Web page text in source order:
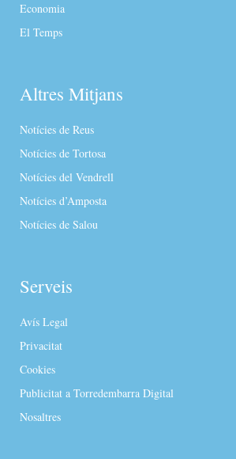
Economia
El Temps
Altres Mitjans
Notícies de Reus
Notícies de Tortosa
Notícies del Vendrell
Notícies d’Amposta
Notícies de Salou
Serveis
Avís Legal
Privacitat
Cookies
Publicitat a Torredembarra Digital
Nosaltres